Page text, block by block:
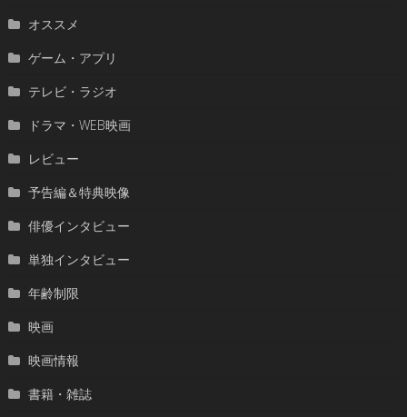
オススメ
ゲーム・アプリ
テレビ・ラジオ
ドラマ・WEB映画
レビュー
予告編＆特典映像
俳優インタビュー
単独インタビュー
年齢制限
映画
映画情報
書籍・雑誌